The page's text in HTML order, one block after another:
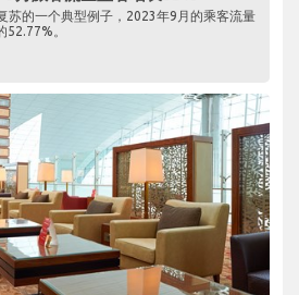
苏的一个典型例子，2023年9月的乘客流量
52.77%。